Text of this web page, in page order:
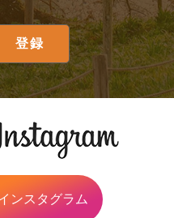
ンスタグラム